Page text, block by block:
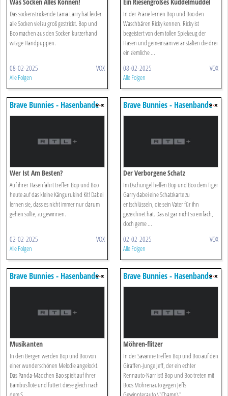
Was Socken Alles Können!
Das sockenstrickende Lama Larry hat leider
alle Socken viel zu groß gestrickt. Bop und
Boo machen aus den Socken kurzerhand
witzige Handpuppen.
08-02-2025 VOX
Alle Folgen
Ein Riesengroßes Kuddelmuddel
In der Prärie lernen Bop und Boo den
Waschbären Ricky kennen. Ricky ist
begeistert von dem tollen Spielzeug der
Hasen und gemeinsam veranstalten die drei
ein ziemliche ...
08-02-2025 VOX
Alle Folgen
Brave Bunnies - Hasenbande
Unterwegs
Wer Ist Am Besten?
Auf ihrer Hasenfahrt treffen Bop und Boo
heute auf das kleine Kängurukind Kit! Dabei
lernen sie, dass es nicht immer nur darum
gehen sollte, zu gewinnen.
02-02-2025 VOX
Alle Folgen
Brave Bunnies - Hasenbande
Unterwegs
Der Verborgene Schatz
Im Dschungel helfen Bop und Boo dem Tiger
Garry dabei eine Schatzkarte zu
entschlüsseln, die sein Vater für ihn
gezeichnet hat. Das ist gar nicht so einfach,
doch geme ...
02-02-2025 VOX
Alle Folgen
Brave Bunnies - Hasenbande
Unterwegs
Musikanten
In den Bergen werden Bop und Boo von
einer wunderschönen Melodie angelockt.
Das Panda-Mädchen Bao spielt auf ihrer
Bambusflöte und futtert diese gleich nach
Brave Bunnies - Hasenbande
Unterwegs
Möhren-flitzer
In der Savanne treffen Bop und Boo auf den
Giraffen-Junge Jeff, der ein echter
Rennauto-Narr ist! Bop und Boo treten mit
Boos Möhrenauto gegen Jeffs